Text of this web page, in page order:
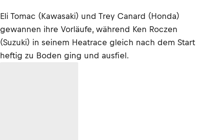
Eli Tomac (Kawasaki) und Trey Canard (Honda)
gewannen ihre Vorläufe, während Ken Roczen
(Suzuki) in seinem Heatrace gleich nach dem Start
heftig zu Boden ging und ausfiel.